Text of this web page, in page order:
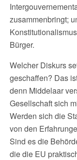
zusammenbringt;
Bürger.
Welcher Diskurs
geschaffen? Das
denn Middelaar
Gesellschaft sich
Werden sich die
von den
Sind es die
die die EU